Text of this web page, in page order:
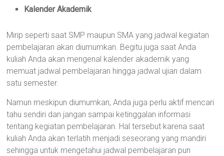
Kalender Akademik
Mirip seperti saat SMP maupun SMA yang jadwal kegiatan
pembelajaran akan diumumkan. Begitu juga saat Anda
kuliah Anda akan mengenal kalender akademik yang
memuat jadwal pembelajaran hingga jadwal ujian dalam
satu semester.
Namun meskipun diumumkan, Anda juga perlu aktif mencari
tahu sendiri dan jangan sampai ketinggalan informasi
tentang kegiatan pembelajaran. Hal tersebut karena saat
kuliah Anda akan terlatih menjadi seseorang yang mandiri
sehingga untuk mengetahui jadwal pembelajaran pun